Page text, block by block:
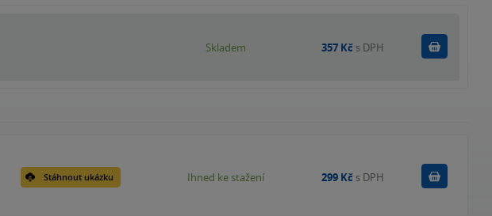
Skladem 357 Kč s DPH
Stáhnout ukázku Ihned ke stažení 299 Kč s DPH Koupit